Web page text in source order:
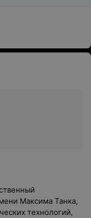
Максима Танка,
технологий,